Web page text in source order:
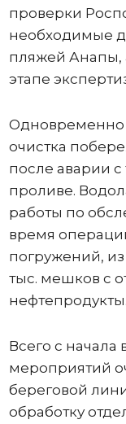
проверки
необходимые
пляжей Анапы,
этапе
Одновременно
очистка
после аварии
проливе.
работы по
время
погружений,
тыс. мешков с
нефтепродукты.
Всего с начала
мероприятий
береговой
обработку